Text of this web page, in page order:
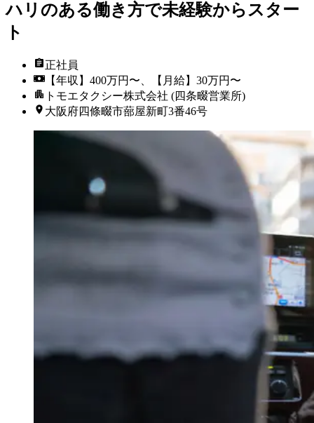
ハリのある働き方で未経験からスター
ト
正社員
【年収】400万円〜、【月給】30万円〜
トモエタクシー株式会社 (四条畷営業所)
大阪府四條畷市蔀屋新町3番46号